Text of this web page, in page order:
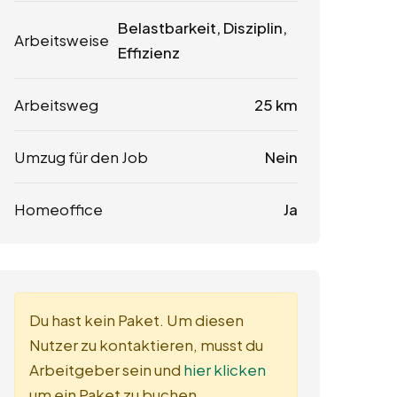
Arbeitsweise
Belastbarkeit, Disziplin,
Effizienz
Arbeitsweg 25 km
Umzug für den Job Nein
Homeoffice Ja
Du hast kein Paket. Um diesen
Nutzer zu kontaktieren, musst du
Arbeitgeber sein und hier klicken